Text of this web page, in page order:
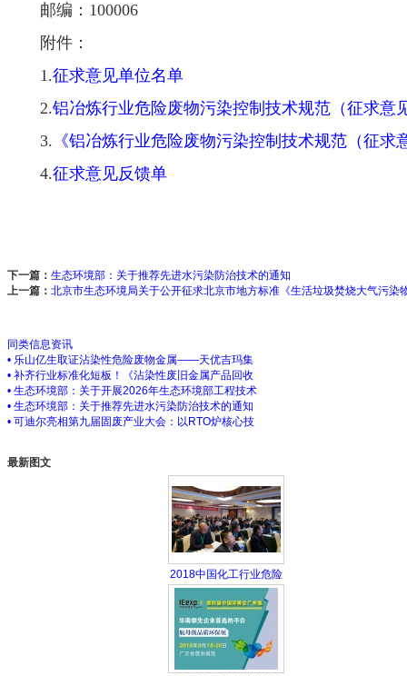
邮编：100006
附件：
1.征求意见单位名单
2.铝冶炼行业危险废物污染控制技术规范（征求意
3. 《铝冶炼行业危险废物污染控制技术规范（征求
4.征求意见反馈单
下一篇： 生态环境部：关于推荐先进水污染防治技术的通知
上一篇： 北京市生态环境局关于公开征求北京市地方标准《生活垃圾焚烧大气污染
同类信息资讯
• 乐山亿生取证沾染性危险废物金属——天优吉玛集
• 补齐行业标准化短板！《沾染性废旧金属产品回收
• 生态环境部：关于开展2026年生态环境部工程技术
• 生态环境部：关于推荐先进水污染防治技术的通知
• 可迪尔亮相第九届固废产业大会：以RTO炉核心技
最新图文
2018中国化工行业危险